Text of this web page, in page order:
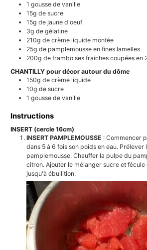
1 gousse de vanille
15g de sucre
15g de jaune d'oeuf
3g de gélatine
210g de crème liquide montée
25g de pamplemousse en fines lamelles
200g de framboises fraiches coupées en
CHANTILLY pour décor autour du dôme
150g de crème liquide
10g de sucre
1 gousse de vanille
Instructions
INSERT (cercle 16cm)
INSERT PAMPLEMOUSSE : Commencer
dans 5 à 6 fois son poids en eau. Prélever
pamplemousse. Chauffer la pulpe du
citron. Ajouter le mélanger sucre et
jusqu'à ébullition.